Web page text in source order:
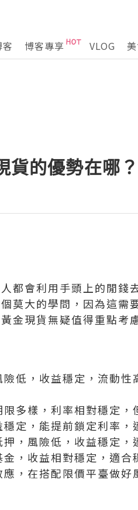
博客專享 VLOG
貨的優勢在哪？
都會利用手頭上的閒錢
莫大的學問，因為這需
金現貨無疑值得重點考
低，收益穩定，流動
多樣，利率相對穩定，
定，能提前鎖定利率，
，風險低，收益穩定，
，收益相對穩定，適合
，在搭配限價平臺做好